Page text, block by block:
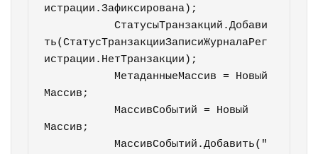
истрации.Зафиксирована);
ть(СтатусТранзакцииЗаписиЖурналаРег
истрации.НетТранзакции);
Массив;
Массив;